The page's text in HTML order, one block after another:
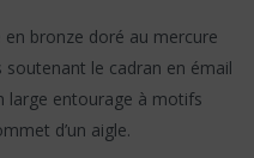
en bronze doré au mercure
le cadran en émail
large entourage à motifs
d’un aigle.